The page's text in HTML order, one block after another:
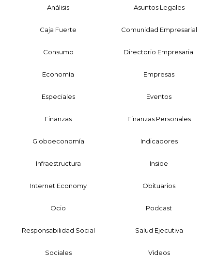
Análisis Asuntos Legales
Caja Fuerte Comunidad Empresarial
Consumo Directorio Empresarial
Economía Empresas
Especiales Eventos
Finanzas Finanzas Personales
Globoeconomía Indicadores
Infraestructura Inside
Internet Economy Obituarios
Ocio Podcast
Responsabilidad Social Salud Ejecutiva
Sociales Videos